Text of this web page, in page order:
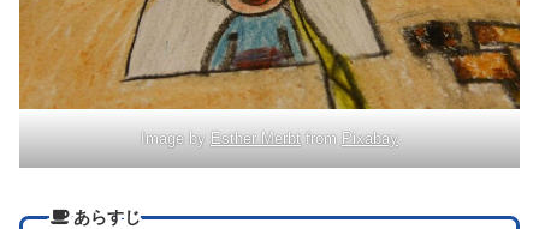
Image by Esther Merbtfrom Pixabay
あらすじ